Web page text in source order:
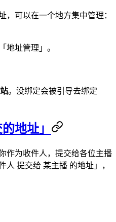
可以在一个地方集中管理：
址管理」。
。没绑定会被引导去绑定
地址」
作为收件人，提交给各位主播
提交给 某主播 的地址」，